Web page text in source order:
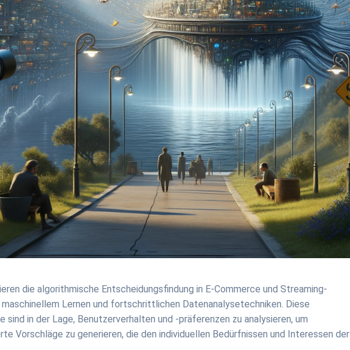
die algorithmische Entscheidungsfindung in E-Commerce und Streaming-
Lernen und fortschrittlichen Datenanalysetechniken. Diese
in der Lage, Benutzerverhalten und -präferenzen zu analysieren, um
Vorschläge zu generieren, die den individuellen Bedürfnissen und Interessen der